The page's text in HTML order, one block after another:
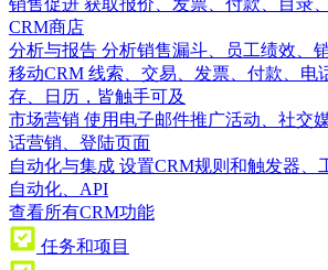
销售促进 获取报价、发票、付款、目录
CRM商店
分析与报告 分析销售漏斗、员工绩效、
移动CRM 线索、交易、发票、付款、电
存、日历，皆触手可及
市场营销 使用电子邮件推广活动、社交
话营销、登陆页面
自动化与集成 设置CRM规则和触发器、
自动化、API
查看所有CRM功能
任务和项目